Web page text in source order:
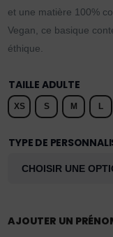
et une matière 100%
Vegan, ce basique
éthique.
TAILLE ADULTE
XS S M L
TYPE DE
AJOUTER UN